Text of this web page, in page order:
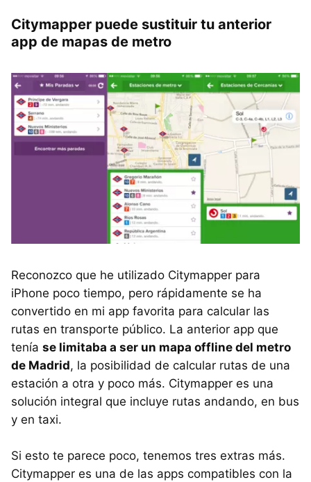
Citymapper puede sustituir tu anterior
app de mapas de metro
Reconozco que he utilizado Citymapper para
iPhone poco tiempo, pero rápidamente se ha
convertido en mi app favorita para calcular las
rutas en transporte público. La anterior app que
tenía se limitaba a ser un mapa offline del metro
de Madrid, la posibilidad de calcular rutas de una
estación a otra y poco más. Citymapper es una
solución integral que incluye rutas andando, en bus
y en taxi.
Si esto te parece poco, tenemos tres extras más.
Citymapper es una de las apps compatibles con la